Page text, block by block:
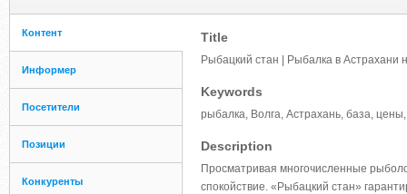
Контент
Информер
Посетители
Позиции
Конкуренты
Title
Рыбацкий стан | Рыбалка в Астрахани
Keywords
рыбалка, Волга, Астрахань, база,
Description
Просматривая многочисленные
спокойствие. «Рыбацкий стан»